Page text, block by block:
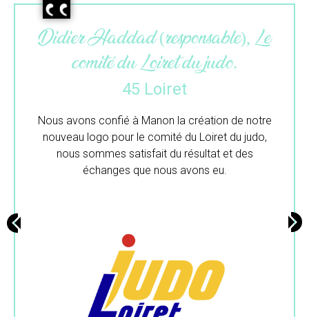
Maëlle (gérante), L’atelier du
colibri.
33 Gironde
Merci beaucoup pour ton travail.